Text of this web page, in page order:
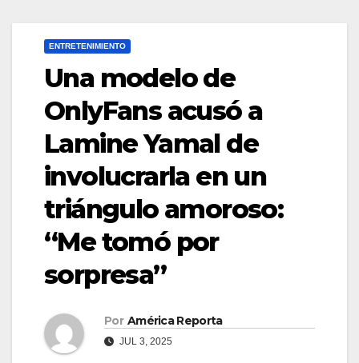
ENTRETENIMIENTO
Una modelo de
OnlyFans acusó a
Lamine Yamal de
involucrarla en un
triángulo amoroso:
“Me tomó por
sorpresa”
Por América Reporta
JUL 3, 2025